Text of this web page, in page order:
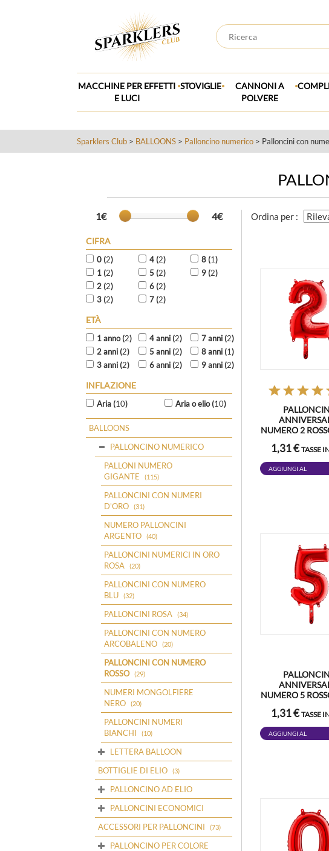
MACCHINE PER EFFETTI
E LUCI
.STOVIGLIE.
CANNONI A
POLVERE
.
Sparklers Club > BALLOONS > Palloncino numerico > Palloncini con
1€ 4€
CIFRA
0 (2)
1 (2)
2 (2)
3 (2)
4 (2)
5 (2)
6 (2)
7 (2)
8 (1)
9 (2)
ETÀ
1 anno (2)
2 anni (2)
3 anni (2)
4 anni (2)
5 anni (2)
6 anni (2)
7 anni (2)
8 anni (1)
9 anni (2)
INFLAZIONE
Aria (10) Aria o elio (10)
BALLOONS
PALLONCINO NUMERICO
PALLONI NUMERO
GIGANTE
(115)
PALLONCINI CON NUMERI
D'ORO
(31)
NUMERO PALLONCINI
ARGENTO
(40)
PALLONCINI NUMERICI IN ORO
ROSA
(20)
PALLONCINI CON NUMERO
BLU
(32)
PALLONCINI ROSA (34)
PALLONCINI CON NUMERO
ARCOBALENO
(20)
PALLONCINI CON NUMERO
ROSSO
(29)
NUMERI MONGOLFIERE
NERO
(20)
PALLONCINI NUMERI
BIANCHI
(10)
LETTERA BALLOON
BOTTIGLIE DI ELIO
(3)
PALLONCINO AD ELIO
PALLONCINI ECONOMICI
ACCESSORI PER PALLONCINI
(73)
PALLONCINO PER COLORE
Ordina per :
NUMERO 2
1,31 €TASSE
AGGIUNGI AL
NUMERO 5
1,31 €TASSE
AGGIUNGI AL